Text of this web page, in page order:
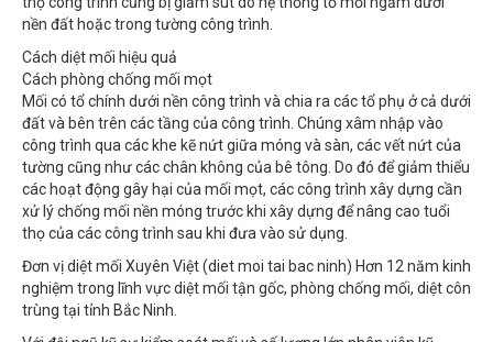
nền đất hoặc trong tường công trình.
Cách phòng chống mối mọt
Mối có tổ chính dưới nền công trình và chia ra các tổ phụ ở cả dưới
đất và bên trên các tầng của công trình. Chúng xâm nhập vào
công trình qua các khe kẽ nứt giữa móng và sàn, các vết nứt của
tường cũng như các chân không của bê tông. Do đó để giảm thiểu
các hoạt động gây hại của mối mọt, các công trình xây dựng cần
xử lý chống mối nền móng trước khi xây dựng để nâng cao tuổi
thọ của các công trình sau khi đưa vào sử dụng.
nghiệm trong lĩnh vực diệt mối tận gốc, phòng chống mối, diệt côn
trùng tại tỉnh Bắc Ninh.